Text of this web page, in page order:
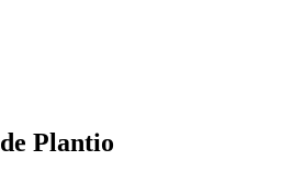
Plantio